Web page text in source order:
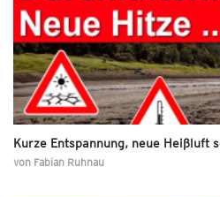
Kurze Entspannung, neue Heißluft
von Fabian Ruhnau